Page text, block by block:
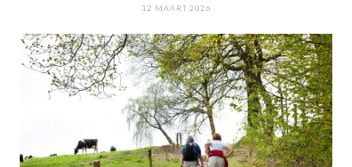
12 MAART 2026